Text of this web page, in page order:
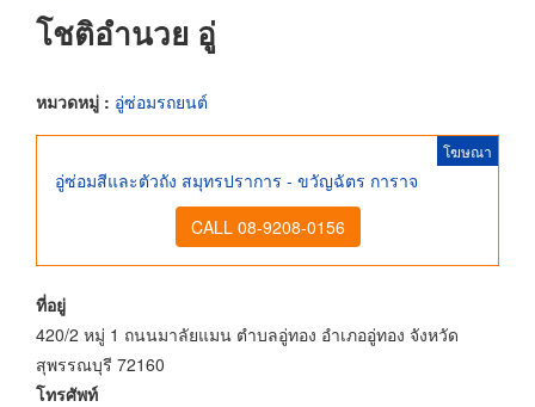
โชติอำนวย อู่
หมวดหมู่ : อู่ซ่อมรถยนต์
โฆษณา
อู่ซ่อมสีและตัวถัง สมุทรปราการ - ขวัญฉัตร การาจ
CALL 08-9208-0156
ที่อยู่
420/2 หมู่ 1 ถนนมาลัยแมน ตำบลอู่ทอง อำเภออู่ทอง จังหวัด
สุพรรณบุรี 72160
โทรศัพท์